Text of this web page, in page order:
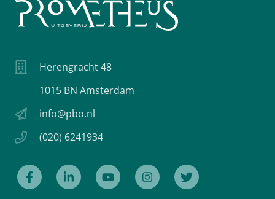
Herengracht 48
1015 BN Amsterdam
info@pbo.nl
(020) 6241934